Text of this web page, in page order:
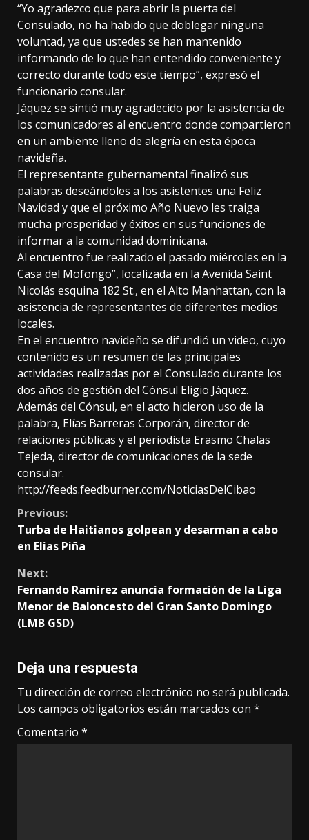
“Yo agradezco que para abrir la puerta del
Consulado, no ha habido que doblegar ninguna
voluntad, ya que ustedes se han mantenido
informando de lo que han entendido conveniente y
correcto durante todo este tiempo”, expresó el
funcionario consular.
Jáquez se sintió muy agradecido por la asistencia de
los comunicadores al encuentro donde compartieron
en un ambiente lleno de alegría en esta época
navideña.
El representante gubernamental finalizó sus
palabras deseándoles a los asistentes una Feliz
Navidad y que el próximo Año Nuevo les traiga
mucha prosperidad y éxitos en sus funciones de
informar a la comunidad dominicana.
Al encuentro fue realizado el pasado miércoles en la
Casa del Mofongo”, localizada en la Avenida Saint
Nicolás esquina 182 St., en el Alto Manhattan, con la
asistencia de representantes de diferentes medios
locales.
En el encuentro navideño se difundió un video, cuyo
contenido es un resumen de las principales
actividades realizadas por el Consulado durante los
dos años de gestión del Cónsul Eligio Jáquez.
Además del Cónsul, en el acto hicieron uso de la
palabra, Elías Barreras Corporán, director de
relaciones públicas y el periodista Erasmo Chalas
Tejeda, director de comunicaciones de la sede
consular.
http://feeds.feedburner.com/NoticiasDelCibao
Continue
Reading
Previous:
Turba de Haitianos golpean y desarman a cabo
en Elias Piña
Next:
Fernando Ramírez anuncia formación de la Liga
Menor de Baloncesto del Gran Santo Domingo
(LMB GSD)
Deja una respuesta
Tu dirección de correo electrónico no será publicada.
Los campos obligatorios están marcados con *
Comentario *